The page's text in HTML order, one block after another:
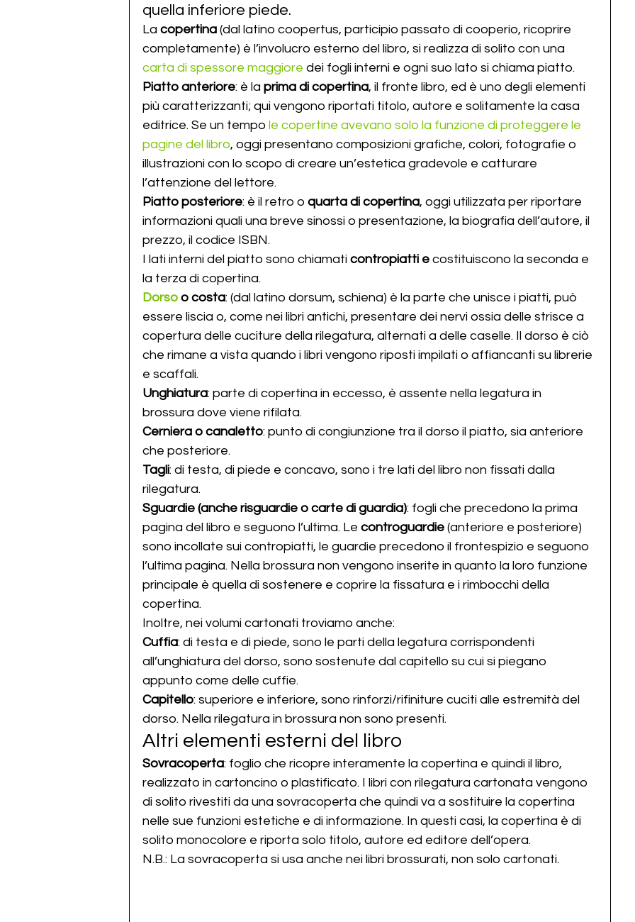
quella inferiore piede.
La copertina (dal latino coopertus, participio passato di cooperio, ricoprire
completamente) è l’involucro esterno del libro, si realizza di solito con una
carta di spessore maggiore dei fogli interni e ogni suo lato si chiama piatto.
Piatto anteriore: è la prima di copertina, il fronte libro, ed è uno degli elementi
più caratterizzanti; qui vengono riportati titolo, autore e solitamente la casa
editrice. Se un tempo le copertine avevano solo la funzione di proteggere le
pagine del libro, oggi presentano composizioni grafiche, colori, fotografie o
illustrazioni con lo scopo di creare un’estetica gradevole e catturare
l’attenzione del lettore.
Piatto posteriore: è il retro o quarta di copertina, oggi utilizzata per riportare
informazioni quali una breve sinossi o presentazione, la biografia dell’autore, il
prezzo, il codice ISBN.
I lati interni del piatto sono chiamati contropiatti e costituiscono la seconda e
la terza di copertina.
Dorso o costa: (dal latino dorsum, schiena) è la parte che unisce i piatti, può
essere liscia o, come nei libri antichi, presentare dei nervi ossia delle strisce a
copertura delle cuciture della rilegatura, alternati a delle caselle. Il dorso è ciò
che rimane a vista quando i libri vengono riposti impilati o affiancanti su librerie
e scaffali.
Unghiatura: parte di copertina in eccesso, è assente nella legatura in
brossura dove viene rifilata.
Cerniera o canaletto: punto di congiunzione tra il dorso il piatto, sia anteriore
che posteriore.
Tagli: di testa, di piede e concavo, sono i tre lati del libro non fissati dalla
rilegatura.
Sguardie (anche risguardie o carte di guardia): fogli che precedono la prima
pagina del libro e seguono l’ultima. Le controguardie (anteriore e posteriore)
sono incollate sui contropiatti, le guardie precedono il frontespizio e seguono
l’ultima pagina. Nella brossura non vengono inserite in quanto la loro funzione
principale è quella di sostenere e coprire la fissatura e i rimbocchi della
copertina.
Inoltre, nei volumi cartonati troviamo anche:
Cuffia: di testa e di piede, sono le parti della legatura corrispondenti
all’unghiatura del dorso, sono sostenute dal capitello su cui si piegano
appunto come delle cuffie.
Capitello: superiore e inferiore, sono rinforzi/rifiniture cuciti alle estremità del
dorso. Nella rilegatura in brossura non sono presenti.
Altri elementi esterni del libro
Sovracoperta: foglio che ricopre interamente la copertina e quindi il libro,
realizzato in cartoncino o plastificato. I libri con rilegatura cartonata vengono
di solito rivestiti da una sovracoperta che quindi va a sostituire la copertina
nelle sue funzioni estetiche e di informazione. In questi casi, la copertina è di
solito monocolore e riporta solo titolo, autore ed editore dell’opera.
N.B.: La sovracoperta si usa anche nei libri brossurati, non solo cartonati.